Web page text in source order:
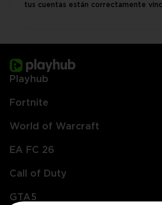
tus cuentas están correctamente
Playhub
Fortnite
World of Warcraft
EA FC 26
Call of Duty
GTA5